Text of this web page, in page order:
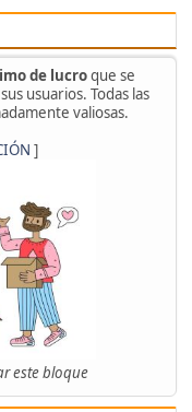
de lucroque se
usuarios. Todas las
valiosas.
]
este bloque